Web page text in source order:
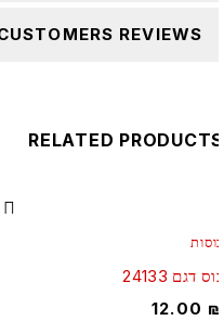
CUSTOMERS REVIEWS
RELATED
דגם 24133
12.00